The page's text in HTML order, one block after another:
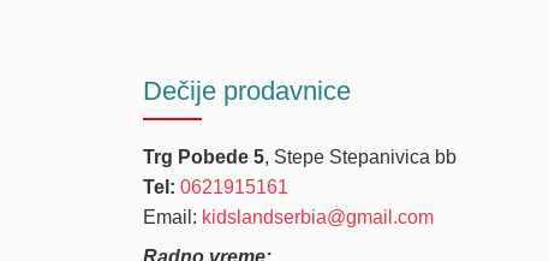
Dečije prodavnice
Trg Pobede 5, Stepe Stepanivica bb
Tel: 0621915161
Email: kidslandserbia@gmail.com
Radno vreme: